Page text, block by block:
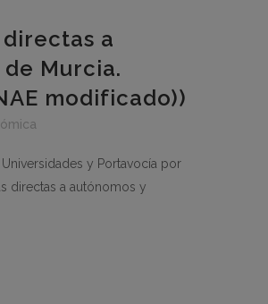
a
Murcia.
modificado))
y Portavocía por
directas a autónomos y